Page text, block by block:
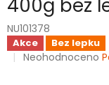
400g bez
NU101378
Akce Bez lepku
Průměrné
Neohodnoceno